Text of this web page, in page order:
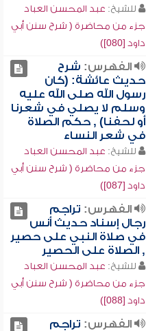
للشيخ: عبد المحسن العباد
جزء من محاضرة ( شرح سنن أبي
داود [080])
الفهرس: شرح
حديث عائشة: (كان
رسول الله صلى الله عليه
وسلم لا يصلي في شعرنا
أو لحفنا) , حكم الصلاة
في شعر النساء
للشيخ: عبد المحسن العباد
جزء من محاضرة ( شرح سنن أبي
داود [087])
الفهرس: تراجم
رجال إسناد حديث أنس
في صلاة النبي على حصير
, الصلاة على الحصير
للشيخ: عبد المحسن العباد
جزء من محاضرة ( شرح سنن أبي
داود [088])
الفهرس: تراجم